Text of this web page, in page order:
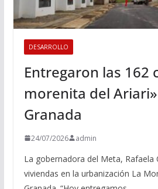
DESARROLLO
Entregaron las 162
morenita del
Granada
24/07/2026 admin
La gobernadora del Meta, Rafaela
viviendas en la urbanización La